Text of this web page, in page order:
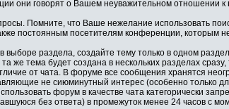
они говорят о Вашем неуважительном отношении к
Помните, что Ваше нежелание использовать
постоянным посетителям конференции, которым
раздела, создайте тему только в одном
же тема будет создана в нескольких разделах
от чата. В форуме все сообщения хранятся
не сиюминутный интерес (особенно только
форум в качестве чата категорически
без ответа) в промежуток менее 24 часов с